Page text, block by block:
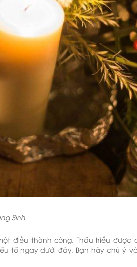
Sinh
điều thành công. Thấu hiểu được
tố ngay dưới đây. Bạn hãy chú ý